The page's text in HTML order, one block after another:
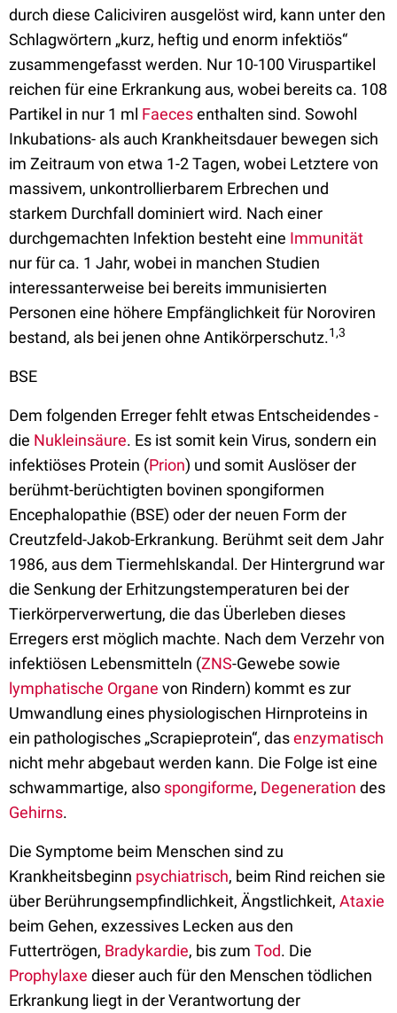
durch diese Caliciviren ausgelöst wird, kann unter den
Schlagwörtern „kurz, heftig und enorm infektiös“
zusammengefasst werden. Nur 10-100 Viruspartikel
reichen für eine Erkrankung aus, wobei bereits ca. 108
Partikel in nur 1 ml Faecesenthalten sind. Sowohl
Inkubations- als auch Krankheitsdauer bewegen sich
im Zeitraum von etwa 1-2 Tagen, wobei Letztere von
massivem, unkontrollierbarem Erbrechen und
starkem Durchfall dominiert wird. Nach einer
durchgemachten Infektion besteht eine Immunität
nur für ca. 1 Jahr, wobei in manchen Studien
interessanterweise bei bereits immunisierten
Personen eine höhere Empfänglichkeit für Noroviren
bestand, als bei jenen ohne Antikörperschutz.1,3
BSE
Dem folgenden Erreger fehlt etwas Entscheidendes -
die Nukleinsäure. Es ist somit kein Virus, sondern ein
infektiöses Protein (Prion) und somit Auslöser der
berühmt-berüchtigten bovinen spongiformen
Encephalopathie (BSE) oder der neuen Form der
Creutzfeld-Jakob-Erkrankung. Berühmt seit dem Jahr
1986, aus dem Tiermehlskandal. Der Hintergrund war
die Senkung der Erhitzungstemperaturen bei der
Tierkörperverwertung, die das Überleben dieses
Erregers erst möglich machte. Nach dem Verzehr von
infektiösen Lebensmitteln (ZNS-Gewebe sowie
lymphatische Organe von Rindern) kommt es zur
Umwandlung eines physiologischen Hirnproteins in
ein pathologisches „Scrapieprotein“, dasenzymatisch
nicht mehr abgebaut werden kann. Die Folge ist eine
schwammartige, also spongiforme, Degeneration des
Gehirns.
Die Symptome beim Menschen sind zu
Krankheitsbeginn psychiatrisch, beim Rind reichen sie
über Berührungsempfindlichkeit, Ängstlichkeit, Ataxie
beim Gehen, exzessives Lecken aus den
Futtertrögen, Bradykardie, bis zum Tod. Die
Prophylaxe dieser auch für den Menschen tödlichen
Erkrankung liegt in der Verantwortung der